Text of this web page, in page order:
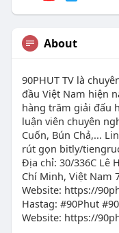
About
90PHUT TV là
đầu Việt Nam hiện
hàng trăm giải đấu
luận viên chuyên
Cuốn, Bún Chả,...
rút gọn bitly/
Địa chỉ: 30/336C Lê
Chí Minh, Việt Nam
Website: https://
Hastag: #90Phut
Website: https://